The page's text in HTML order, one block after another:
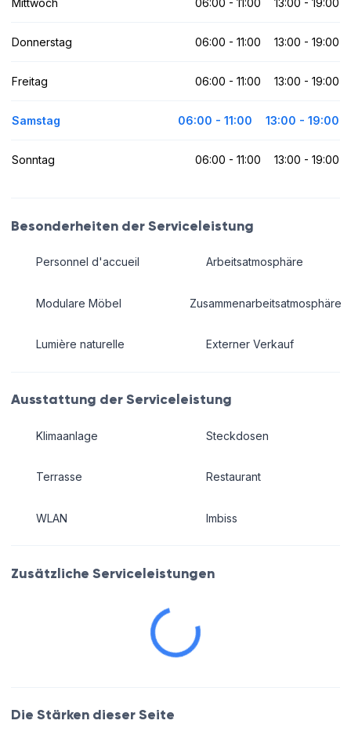
Donnerstag 06:00 - 11:00 13:00 - 19:00
Freitag 06:00 - 11:00 13:00 - 19:00
Samstag 06:00 - 11:00 13:00 - 19:00
Sonntag 06:00 - 11:00 13:00 - 19:00
Besonderheiten der Serviceleistung
Personnel d'accueil
Modulare Möbel
Lumière naturelle
Arbeitsatmosphäre
Zusammenarbeitsatmosphäre
Externer Verkauf
Ausstattung der Serviceleistung
Klimaanlage
Terrasse
WLAN
Steckdosen
Restaurant
Imbiss
Zusätzliche Serviceleistungen
Die Stärken dieser Seite